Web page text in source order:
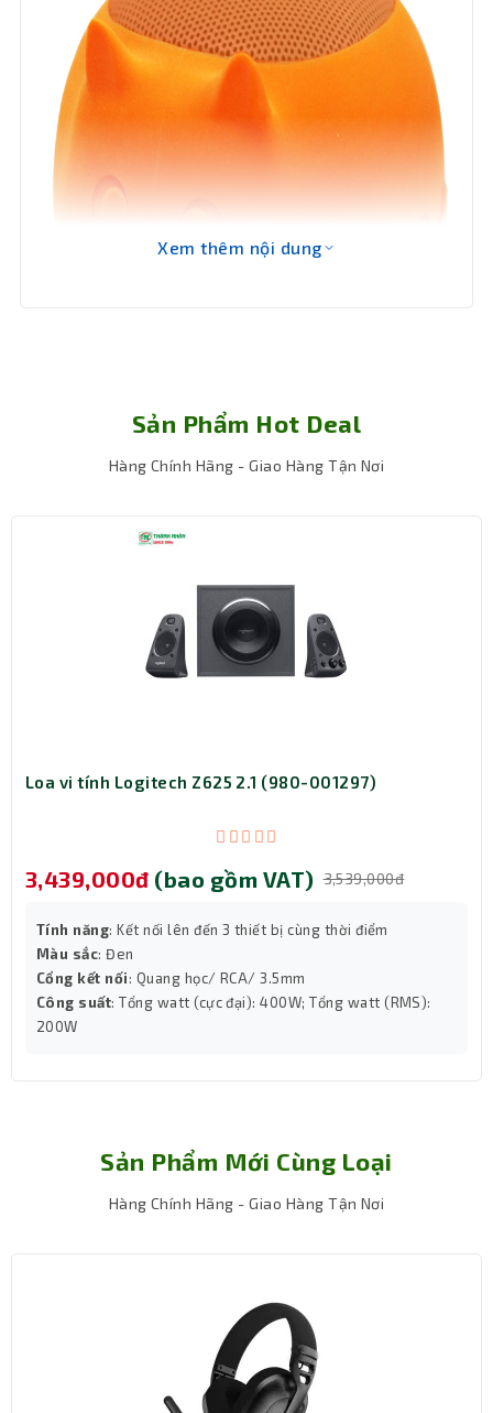
Điều
chỉnh âm
thanh
Kích
thước
W90xD64xH49 (mm)
100g
thành 1 bộ loa 2.0 thông qua kết nối không dây True
Xem thêm nội dung
Sản Phẩm Hot Deal
Hàng Chính Hãng - Giao Hàng Tận Nơi
Loa vi tính Logitech Z625 2.1 (980-001297)
3,439,000đ (bao gồm VAT) 3,539,000đ
Tính năng: Kết nối lên đến 3 thiết bị cùng thời điểm
Màu sắc: Đen
Cổng kết nối: Quang học/ RCA/ 3.5mm
Công suất: Tổng watt (cực đại): 400W; Tổng watt (RMS):
200W
Sản Phẩm Mới Cùng Loại
Hàng Chính Hãng - Giao Hàng Tận Nơi